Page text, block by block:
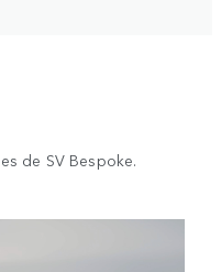
de SV Bespoke.